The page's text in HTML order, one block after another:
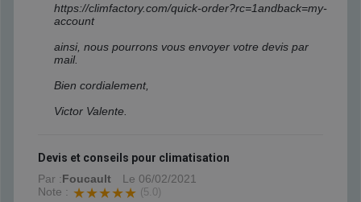
https://climfactory.com/quick-order?rc=1andback=my-
account
ainsi, nous pourrons vous envoyer votre devis par
mail.
Bien cordialement,
Victor Valente.
Devis et conseils pour climatisation
Par :Foucault Le 06/02/2021
Note : ★★★★★ (5.0)